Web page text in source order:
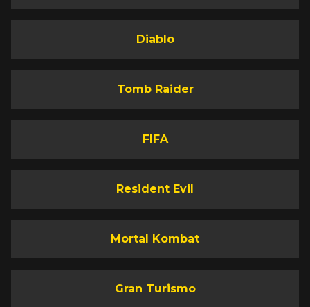
Diablo
Tomb Raider
FIFA
Resident Evil
Mortal Kombat
Gran Turismo